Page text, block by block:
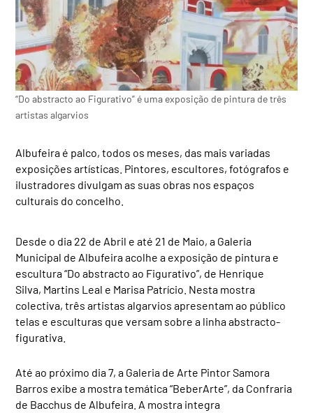
“Do abstracto ao Figurativo” é uma exposição de pintura de três
artistas algarvios
Albufeira é palco, todos os meses, das mais variadas
exposições artísticas. Pintores, escultores, fotógrafos e
ilustradores divulgam as suas obras nos espaços
culturais do concelho.
Desde o dia 22 de Abril e até 21 de Maio, a Galeria
Municipal de Albufeira acolhe a exposição de pintura e
escultura “Do abstracto ao Figurativo”, de Henrique
Silva, Martins Leal e Marisa Patrício. Nesta mostra
colectiva, três artistas algarvios apresentam ao público
telas e esculturas que versam sobre a linha abstracto-
figurativa.
Até ao próximo dia 7, a Galeria de Arte Pintor Samora
Barros exibe a mostra temática “BeberArte”, da Confraria
de Bacchus de Albufeira. A mostra integra